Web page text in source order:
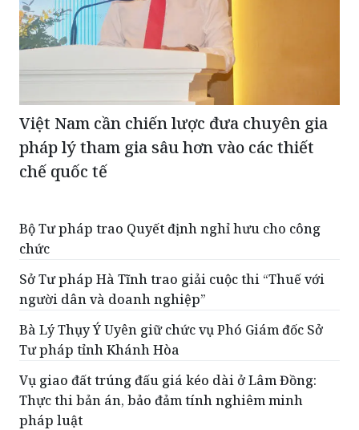
Việt Nam cần chiến lược đưa chuyên gia
pháp lý tham gia sâu hơn vào các thiết
chế quốc tế
Bộ Tư pháp trao Quyết định nghỉ hưu cho công
chức
Sở Tư pháp Hà Tĩnh trao giải cuộc thi “Thuế với
người dân và doanh nghiệp”
Bà Lý Thụy Ý Uyên giữ chức vụ Phó Giám đốc Sở
Tư pháp tỉnh Khánh Hòa
Vụ giao đất trúng đấu giá kéo dài ở Lâm Đồng:
Thực thi bản án, bảo đảm tính nghiêm minh
pháp luật